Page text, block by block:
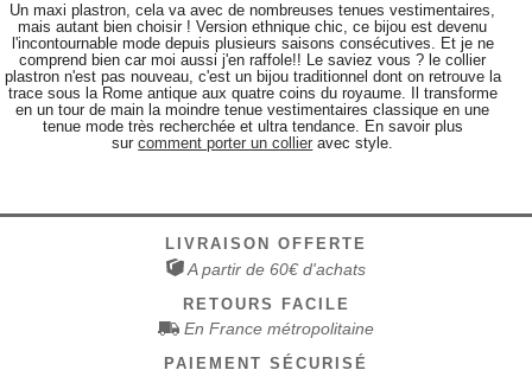
Un maxi plastron, cela va avec de nombreuses tenues vestimentaires,
mais autant bien choisir ! Version ethnique chic, ce bijou est devenu
l'incontournable mode depuis plusieurs saisons consécutives. Et je ne
comprend bien car moi aussi j'en raffole!! Le saviez vous ? le collier
plastron n'est pas nouveau, c'est un bijou traditionnel dont on retrouve la
trace sous la Rome antique aux quatre coins du royaume. Il transforme
en un tour de main la moindre tenue vestimentaires classique en une
tenue mode très recherchée et ultra tendance. En savoir plus
surcomment porter un collier avec style.
LIVRAISON OFFERTE
A partir de 60€ d'achats
RETOURS FACILE
En France métropolitaine
PAIEMENT SÉCURISÉ